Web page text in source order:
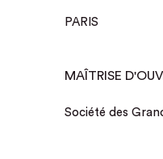
PARIS
MAÎTRISE
Société des